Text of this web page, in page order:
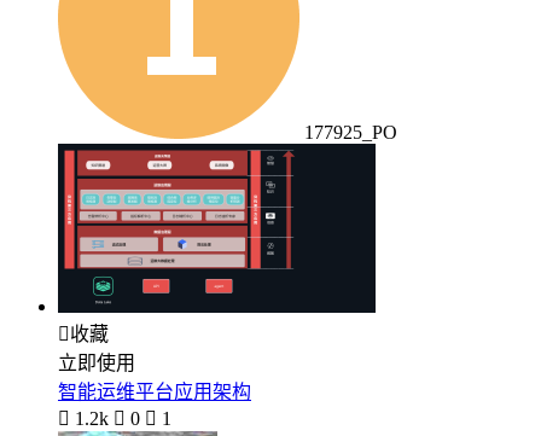
177925_PO
收藏
立即使用
智能运维平台应用架构
 1.2k  0  1